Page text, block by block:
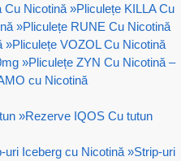
Cu Nicotină »Pliculețe KILLA Cu
»Pliculețe RUNE Cu Nicotină
»Pliculețe VOZOL Cu Nicotină
»Pliculețe ZYN Cu Nicotină –
cu Nicotină
»Rezerve IQOS Cu tutun
uri Iceberg cu Nicotină »Strip-uri